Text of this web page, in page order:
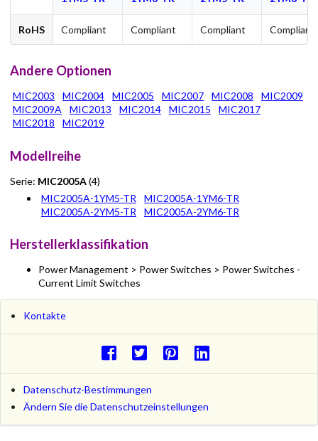
RoHS Compliant Compliant Compliant Compliant
Andere Optionen
MIC2003 MIC2004 MIC2005 MIC2007 MIC2008
MIC2009
MIC2009A
MIC2013 MIC2014 MIC2015
MIC2017
MIC2018
MIC2019
Modellreihe
Serie: MIC2005A(4)
MIC2005A-1YM5-TR
MIC2005A-1YM6-TR
MIC2005A-2YM5-TR
MIC2005A-2YM6-TR
Herstellerklassifikation
Power Management > Power Switches > Power Switches -
Current Limit Switches
Kontakte
Datenschutz-Bestimmungen
Ändern Sie die Datenschutzeinstellungen